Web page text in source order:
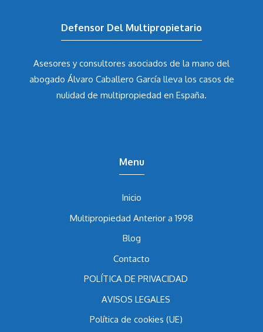
Defensor Del Multipropietario
Asesores y consultores asociados de la mano del
abogado Álvaro Caballero García lleva los casos de
nulidad de multipropiedad en España.
Menu
Inicio
Multipropiedad Anterior a 1998
Blog
Contacto
POLÍTICA DE PRIVACIDAD
AVISOS LEGALES
Política de cookies (UE)